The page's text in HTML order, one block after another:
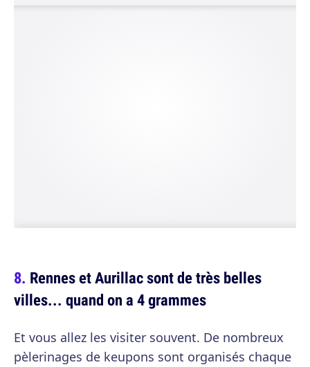
Rennes et Aurillac sont de très belles
villes... quand on a 4 grammes
Et vous allez les visiter souvent. De nombreux
pèlerinages de keupons sont organisés chaque